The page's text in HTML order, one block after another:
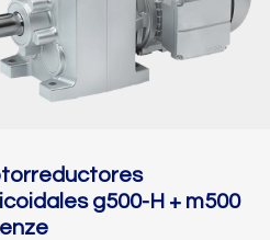
g500-H + m500